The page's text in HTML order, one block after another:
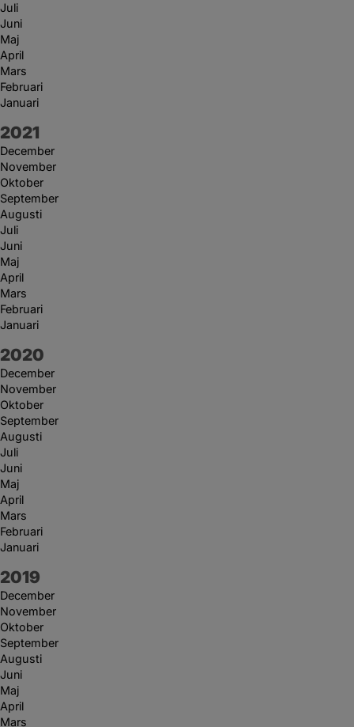
Juli
Juni
Maj
April
Mars
Februari
Januari
År:
2021
December
November
Oktober
September
Augusti
Juli
Juni
Maj
April
Mars
Februari
Januari
År:
2020
December
November
Oktober
September
Augusti
Juli
Juni
Maj
April
Mars
Februari
Januari
År:
2019
December
November
Oktober
September
Augusti
Juni
Maj
April
Mars